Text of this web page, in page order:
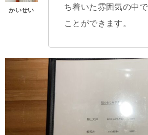
ち着いた雰囲気の中
ことができます。